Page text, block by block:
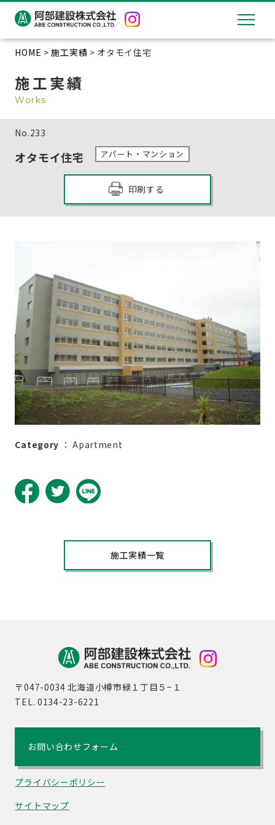
HOME >施工実績 > オタモイ住宅
施工実績
Works
No.233
オタモイ住宅 アパート・マンション
印刷する
Category ：Apartment
施工実績一覧
〒047-0034 北海道小樽市緑１丁目５−１
TEL. 0134-23-6221
お問い合わせフォーム
プライバシーポリシー
サイトマップ